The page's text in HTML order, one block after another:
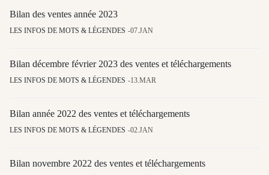
Bilan des ventes année 2023
LES INFOS DE MOTS & LÉGENDES 07.JAN
Bilan décembre février 2023 des ventes et téléchargements
LES INFOS DE MOTS & LÉGENDES 13.MAR
Bilan année 2022 des ventes et téléchargements
LES INFOS DE MOTS & LÉGENDES 02.JAN
Bilan novembre 2022 des ventes et téléchargements